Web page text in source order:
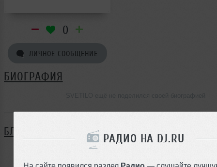
РАДИО НА DJ.RU
На сайте появился раздел Радио — слушайте
0
ЛИЧНОЕ СООБЩЕНИЕ
БИОГРАФИЯ
БЛОГ